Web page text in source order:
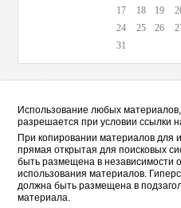
17
18 19
24
25 26
31
Использование любых
разрешается при условии ссылки
При копировании материалов для
прямая открытая для поисковых
быть размещена в независимости
использования материалов.
должна быть размещена в
материала.